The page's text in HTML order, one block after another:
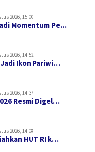
2026, 15:00
Momentum Pe…
2026, 14:52
Ikon Pariwi…
2026, 14:37
Resmi Digel…
2026, 14:08
HUT RI k…